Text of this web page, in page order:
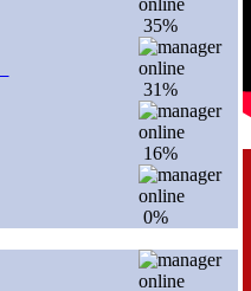
35%
31%
16%
0%